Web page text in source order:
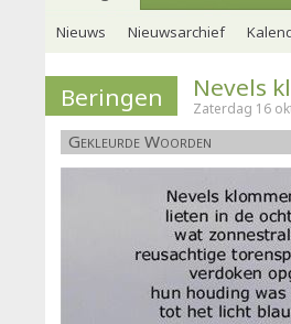
Nieuws Nieuwsarchief
Beringen Nevels
Zaterdag 16
Gekleurde Woorden